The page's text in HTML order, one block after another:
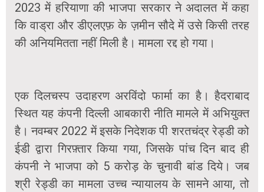
2023 में हरियाणा की भाजपा सरकार ने अदालत में कहा
कि वाड्रा और डीएलएफ़ के ज़मीन सौदे में उसे किसी तरह
की अनियमितता नहीं मिली है। मामला रद्द हो गया।
एक दिलचस्प उदाहरण अरविंदो फार्मा का है। हैदराबाद
स्थित यह कंपनी दिल्ली आबकारी नीति मामले में अभियुक्त
है। नवम्बर 2022 में इसके निदेशक पी शरतचंद्र रेड्डी को
ईडी द्वारा गिरफ़्तार किया गया, जिसके पांच दिन बाद ही
कंपनी ने भाजपा को 5 करोड़ के चुनावी बांड दिये। जब
श्री रेड्डी का मामला उच्च न्यायालय के सामने आया, तो